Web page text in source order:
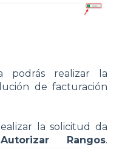
podrás realizar la
de facturación
la solicitud da
Autorizar Rangos.